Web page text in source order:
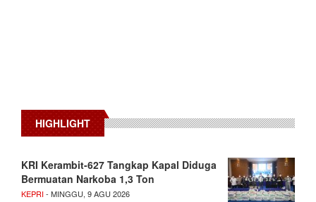
HIGHLIGHT
KRI Kerambit-627 Tangkap Kapal Diduga
Bermuatan Narkoba 1,3 Ton
KEPRI- MINGGU, 9 AGU 2026